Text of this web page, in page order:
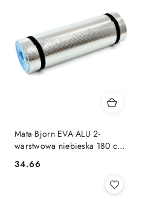
Mata Bjorn EVA ALU 2-
warstwowa niebieska 180 cm
Cena:
34.66